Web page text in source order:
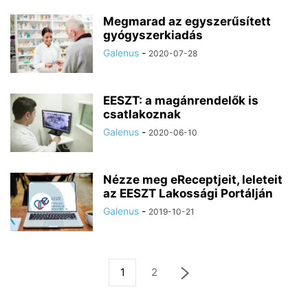
Megmarad az egyszerűsített
gyógyszerkiadás
Galenus - 2020-07-28
EESZT: a magánrendelők is
csatlakoznak
Galenus - 2020-06-10
Nézze meg eReceptjeit, leleteit
az EESZT Lakossági Portálján
Galenus - 2019-10-21
1 2